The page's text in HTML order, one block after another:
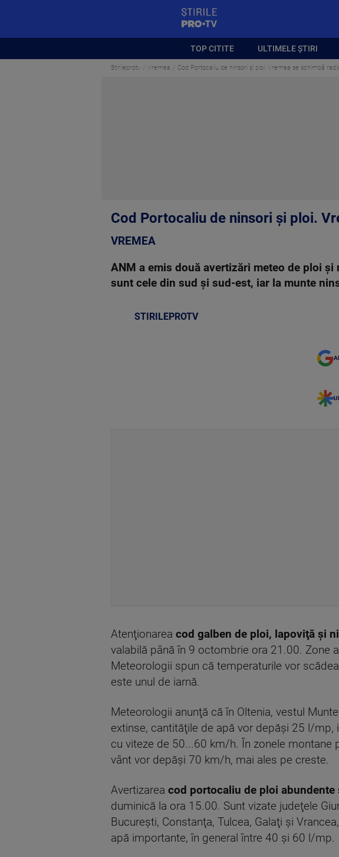
TOP CITITE ULTIMELE ȘTIRI
Stirileprotv Vremea Cod Portocaliu de ninsori şi ploi. Vremea se schimbă
Cod Portocaliu de ninsori şi ploi.
VREMEA
ANM a emis două avertizări meteo de ploi
sunt cele din sud şi sud-est, iar la munte
STIRILEPROTV
Atenţionarea cod galben de ploi, lapoviţă şi
valabilă până în 9 octombrie ora 21.00. Zone
Meteorologii spun că temperaturile vor
este unul de iarnă.
Meteorologii anunţă că în Oltenia, vestul
extinse, cantităţile de apă vor depăşi 25 l/
cu viteze de 50...60 km/h. În zonele montane
vânt vor depăşi 70 km/h, mai ales pe creste.
Avertizarea cod portocaliu de ploi abundente
duminică la ora 15.00. Sunt vizate judeţele
Bucureşti, Constanţa, Tulcea, Galaţi şi
apă importante, în general între 40 şi 60 l/mp.